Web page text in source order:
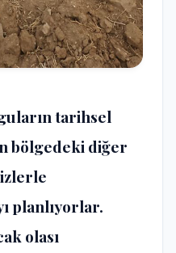
tarihsel
bölgedeki diğer
planlıyorlar.
olası